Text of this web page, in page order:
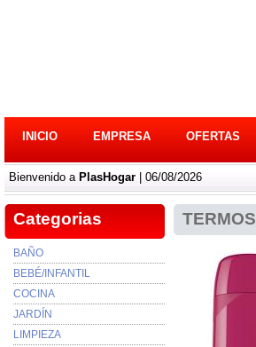
INICIO EMPRESA OFERTAS
Bienvenido a PlasHogar | 06/08/2026
Categorias
BAÑO
BEBÉ/INFANTIL
COCINA
JARDÍN
LIMPIEZA
TERMOS